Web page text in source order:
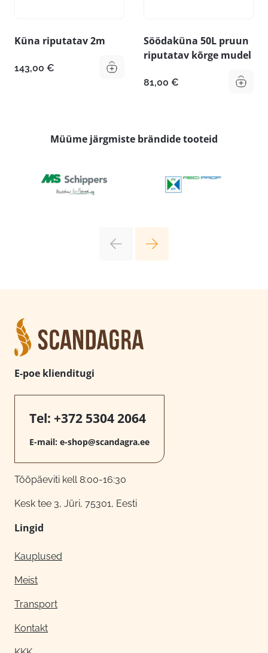
Küna riputatav 2m
143,00 €
Söödaküna 50L pruun
riputatav kõrge mudel
81,00 €
Müüme järgmiste brändide tooteid
E-poe klienditugi
Tel: +372 5304 2064
E-mail: e-shop@scandagra.ee
Tööpäeviti kell 8:00-16:30
Kesk tee 3, Jüri, 75301, Eesti
Lingid
Kauplused
Meist
Transport
Kontakt